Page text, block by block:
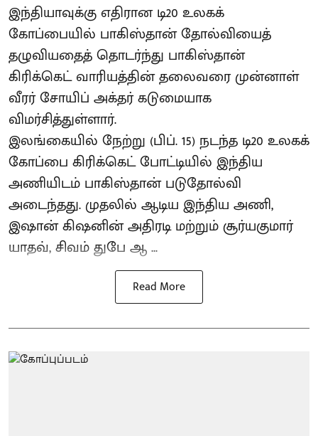
இந்தியாவுக்கு எதிரான டி20 உலகக்
கோப்பையில் பாகிஸ்தான் தோல்வியைத்
தழுவியதைத் தொடர்ந்து பாகிஸ்தான்
கிரிக்கெட் வாரியத்தின் தலைவரை முன்னாள்
வீரர் சோயிப் அக்தர் கடுமையாக
விமர்சித்துள்ளார்.
இலங்கையில் நேற்று (பிப். 15) நடந்த டி20 உலகக்
கோப்பை கிரிக்கெட் போட்டியில் இந்திய
அணியிடம் பாகிஸ்தான் படுதோல்வி
அடைந்தது. முதலில் ஆடிய இந்திய அணி,
இஷான் கிஷனின் அதிரடி மற்றும் சூர்யகுமார்
யாதவ், சிவம் துபே ஆ ...
Read More